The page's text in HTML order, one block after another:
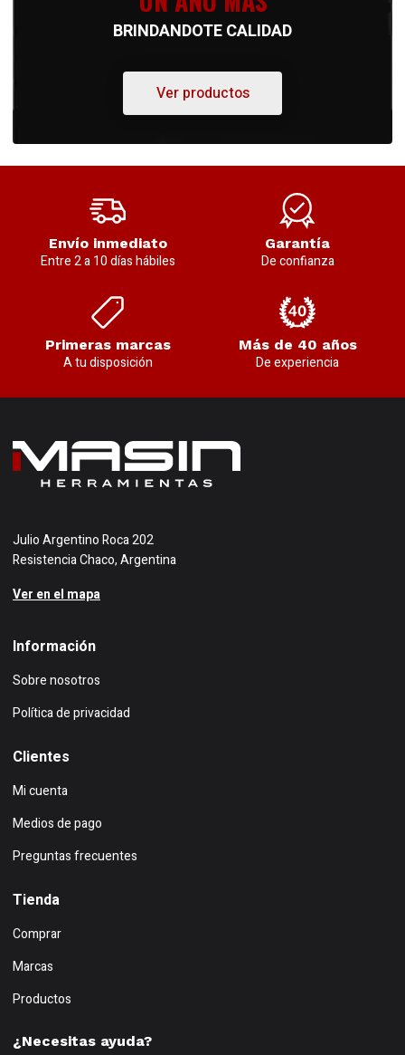
BRINDANDOTE CALIDAD
Ver productos
Envío inmediato
Entre 2 a 10 días hábiles
Garantía
De confianza
Primeras marcas
A tu disposición
Más de 40 años
De experiencia
Julio Argentino Roca 202
Resistencia Chaco, Argentina
Ver en el mapa
Información
Sobre nosotros
Política de privacidad
Clientes
Mi cuenta
Medios de pago
Preguntas frecuentes
Tienda
Comprar
Marcas
Productos
¿Necesitas ayuda?